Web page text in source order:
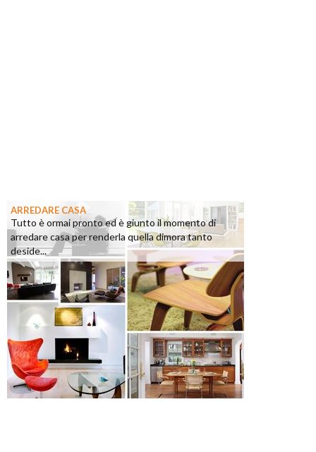
ARREDARE CASA
Tutto è ormai pronto ed è giunto il momento di
arredare casa per renderla quella dimora tanto
deside...